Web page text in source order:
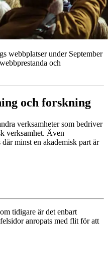
webbplatser under September
och
och forskning
verksamheter som bedriver
verksamhet. Även
minst en akademisk part är
tidigare är det enbart
anropats med flit för att